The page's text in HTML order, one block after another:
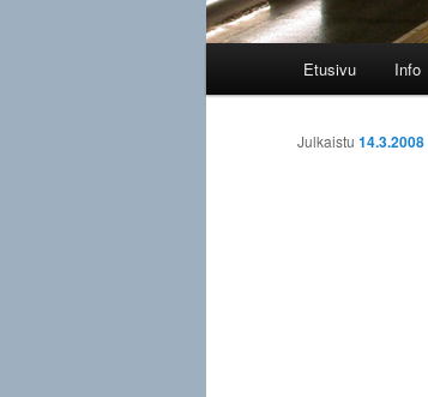
Etusivu Info
Julkaistu 14.3.2008